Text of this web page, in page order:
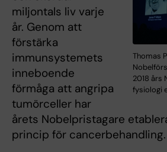
Thomas
2018 års
fysiologi
miljontals liv varje
år. Genom att
förstärka
immunsystemets
inneboende
förmåga att angripa
tumörceller har
årets Nobelpristagare
princip för cancerbehandling.